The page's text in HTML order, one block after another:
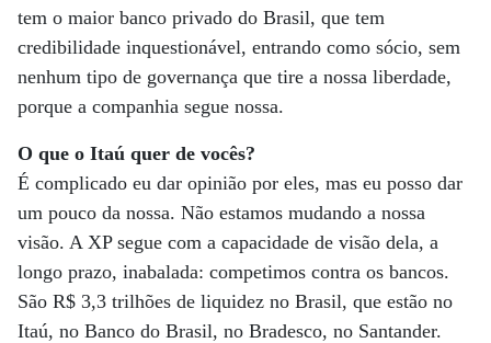
tem o maior banco privado do Brasil, que tem
credibilidade inquestionável, entrando como sócio, sem
nenhum tipo de governança que tire a nossa liberdade,
porque a companhia segue nossa.
O que o Itaú quer de vocês?
É complicado eu dar opinião por eles, mas eu posso dar
um pouco da nossa. Não estamos mudando a nossa
visão. A XP segue com a capacidade de visão dela, a
longo prazo, inabalada: competimos contra os bancos.
São R$ 3,3 trilhões de liquidez no Brasil, que estão no
Itaú, no Banco do Brasil, no Bradesco, no Santander.